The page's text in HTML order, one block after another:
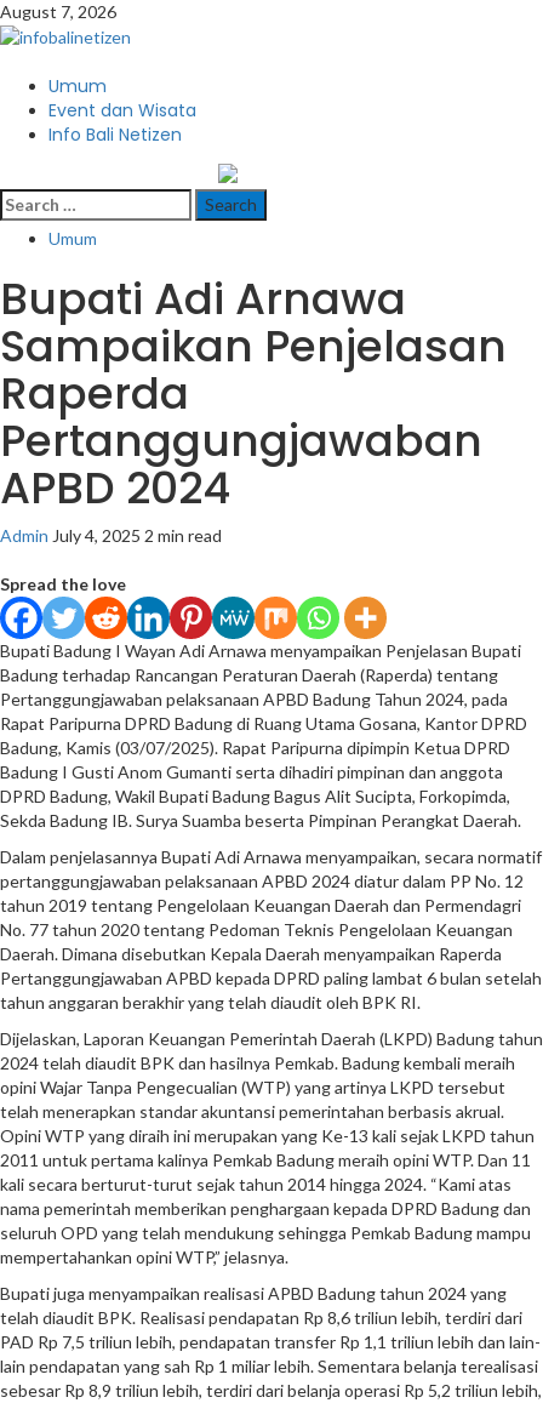
Skip
to
August 7, 2026
Primary
Menu
Umum
Event dan Wisata
Info Bali Netizen
Search
for:
Umum
Bupati Adi Arnawa
Sampaikan Penjelasan
Raperda
Pertanggungjawaban
APBD 2024
Admin July 4, 2025 2 min read
Spread the love
Bupati Badung I Wayan Adi Arnawa menyampaikan Penjelasan Bupati
Badung terhadap Rancangan Peraturan Daerah (Raperda) tentang
Pertanggungjawaban pelaksanaan APBD Badung Tahun 2024, pada
Rapat Paripurna DPRD Badung di Ruang Utama Gosana, Kantor DPRD
Badung, Kamis (03/07/2025). Rapat Paripurna dipimpin Ketua DPRD
Badung I Gusti Anom Gumanti serta dihadiri pimpinan dan anggota
DPRD Badung, Wakil Bupati Badung Bagus Alit Sucipta, Forkopimda,
Sekda Badung IB. Surya Suamba beserta Pimpinan Perangkat Daerah.
Dalam penjelasannya Bupati Adi Arnawa menyampaikan, secara normatif
pertanggungjawaban pelaksanaan APBD 2024 diatur dalam PP No. 12
tahun 2019 tentang Pengelolaan Keuangan Daerah dan Permendagri
No. 77 tahun 2020 tentang Pedoman Teknis Pengelolaan Keuangan
Daerah. Dimana disebutkan Kepala Daerah menyampaikan Raperda
Pertanggungjawaban APBD kepada DPRD paling lambat 6 bulan setelah
tahun anggaran berakhir yang telah diaudit oleh BPK RI.
Dijelaskan, Laporan Keuangan Pemerintah Daerah (LKPD) Badung tahun
2024 telah diaudit BPK dan hasilnya Pemkab. Badung kembali meraih
opini Wajar Tanpa Pengecualian (WTP) yang artinya LKPD tersebut
telah menerapkan standar akuntansi pemerintahan berbasis akrual.
Opini WTP yang diraih ini merupakan yang Ke-13 kali sejak LKPD tahun
2011 untuk pertama kalinya Pemkab Badung meraih opini WTP. Dan 11
kali secara berturut-turut sejak tahun 2014 hingga 2024. “Kami atas
nama pemerintah memberikan penghargaan kepada DPRD Badung dan
seluruh OPD yang telah mendukung sehingga Pemkab Badung mampu
mempertahankan opini WTP,” jelasnya.
Bupati juga menyampaikan realisasi APBD Badung tahun 2024 yang
telah diaudit BPK. Realisasi pendapatan Rp 8,6 triliun lebih, terdiri dari
PAD Rp 7,5 triliun lebih, pendapatan transfer Rp 1,1 triliun lebih dan lain-
lain pendapatan yang sah Rp 1 miliar lebih. Sementara belanja terealisasi
sebesar Rp 8,9 triliun lebih, terdiri dari belanja operasi Rp 5,2 triliun lebih,